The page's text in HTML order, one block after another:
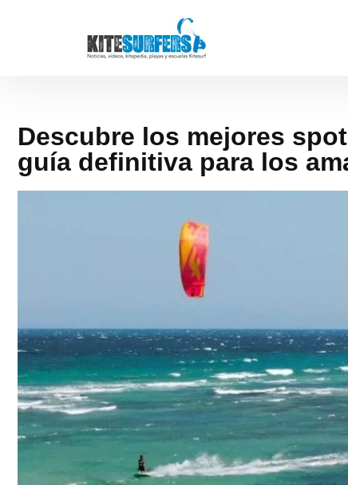
Descubre los mejores
guía definitiva para los